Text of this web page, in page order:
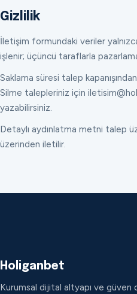
Gizlilik
İletişim formundaki veriler
işlenir; üçüncü taraflarla
Saklama süresi talep
Silme talepleriniz için
yazabilirsiniz.
Detaylı aydınlatma metni talep
üzerinden iletilir.
Holiganbet
Kurumsal dijital altyapı ve güven